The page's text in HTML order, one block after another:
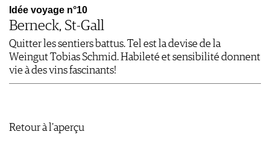
Idée voyage n°10
Berneck, St-Gall
Quitter les sentiers battus. Tel est la devise de la
Weingut Tobias Schmid. Habileté et sensibilité donnent
vie à des vins fascinants!
Retour à l'aperçu